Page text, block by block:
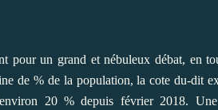
pour un grand et nébuleux débat, en
de % de la population, la cote du-dit
20 % depuis février 2018.